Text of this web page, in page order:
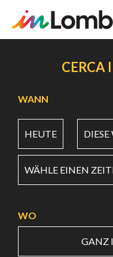
CERCA
WANN
HEUTE
WÄHLE EINEN
WO
GANZ